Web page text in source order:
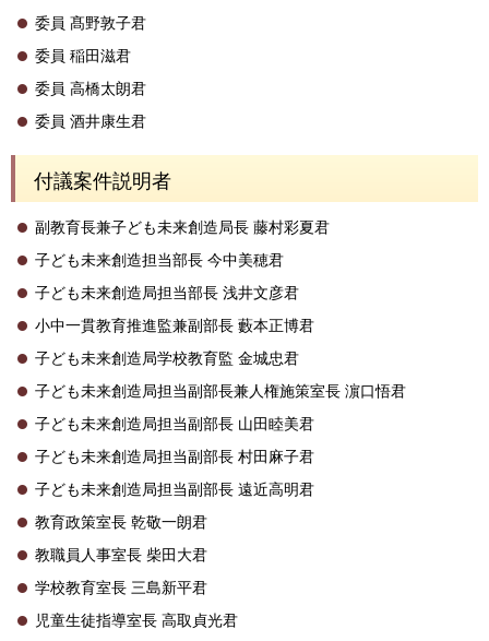
委員 髙野敦子君
委員 稲田滋君
委員 高橋太朗君
委員 酒井康生君
付議案件説明者
副教育長兼子ども未来創造局長 藤村彩夏君
子ども未来創造担当部長 今中美穂君
子ども未来創造局担当部長 浅井文彦君
小中一貫教育推進監兼副部長 藪本正博君
子ども未来創造局学校教育監 金城忠君
子ども未来創造局担当副部長兼人権施策室長 濵口悟君
子ども未来創造局担当副部長 山田睦美君
子ども未来創造局担当副部長 村田麻子君
子ども未来創造局担当副部長 遠近高明君
教育政策室長 乾敬一朗君
教職員人事室長 柴田大君
学校教育室長 三島新平君
児童生徒指導室長 高取貞光君